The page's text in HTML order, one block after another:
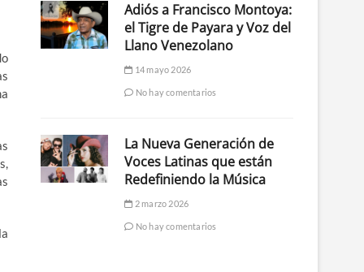
Adiós a Francisco Montoya:
el Tigre de Payara y Voz del
Llano Venezolano
14 mayo 2026
No hay comentarios
La Nueva Generación de
Voces Latinas que están
Redefiniendo la Música
2 marzo 2026
No hay comentarios